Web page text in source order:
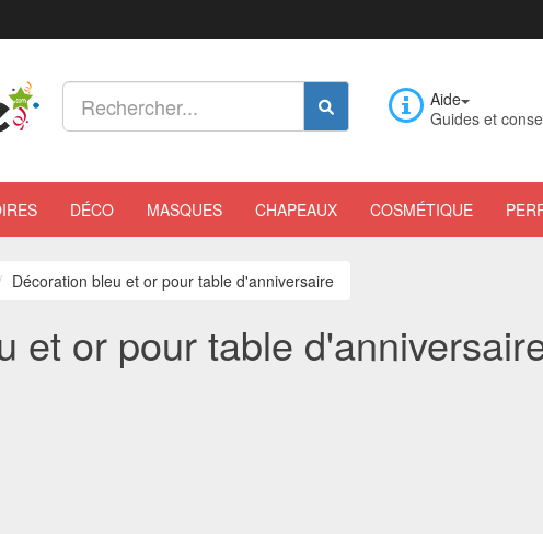
Aide
Guides et
DÉCO MASQUES CHAPEAUX COSMÉTIQUE
Décoration bleu et or pour table d'anniversaire
et or pour table